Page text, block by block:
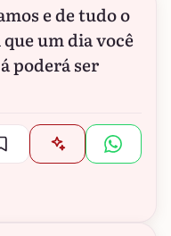
e de tudo o
um dia você
poderá ser